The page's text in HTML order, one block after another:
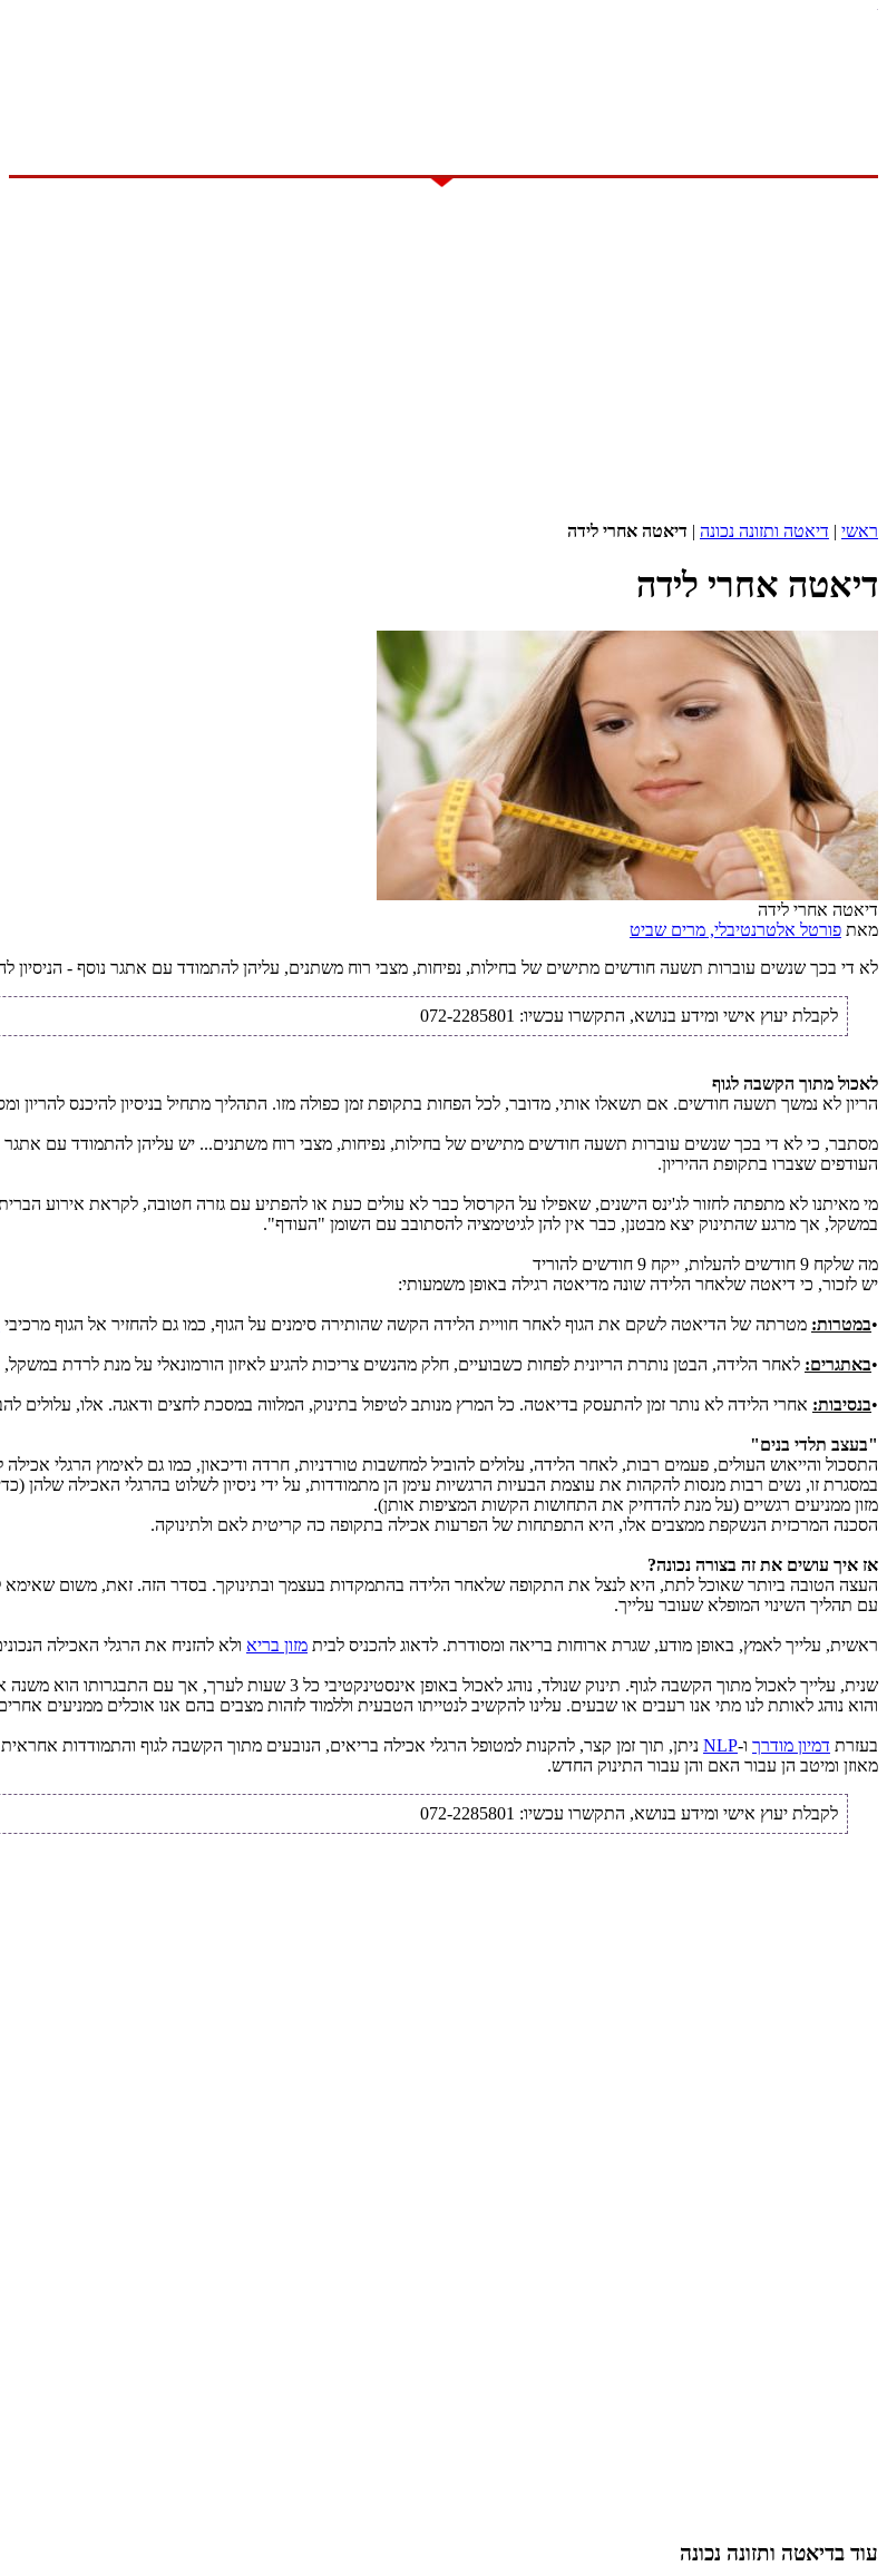
ראשי | דיאטה ותזונה נכונה | דיאטה אחרי לידה
דיאטה אחרי לידה
דיאטה אחרי לידה
מאת פורטל אלטרנטיבלי, מרים שביט
לא די בכך שנשים עוברות תשעה חודשים מתישים של בחילות, נפיחות, מצבי רוח משתנים, עליהן להתמודד עם אתגר נוסף - הניסיון
לקבלת יעוץ אישי ומידע בנושא, התקשרו עכשיו: 072-2285801
לאכול מתוך הקשבה לגוף
הריון לא נמשך תשעה חודשים. אם תשאלו אותי, מדובר, לכל הפחות בתקופת זמן כפולה מזו. התהליך מתחיל בניסיון להיכנס להריון
מסתבר, כי לא די בכך שנשים עוברות תשעה חודשים מתישים של בחילות, נפיחות, מצבי רוח משתנים... יש עליהן להתמודד עם אתגר
העודפים שצברו בתקופת ההיריון.
מי מאיתנו לא מתפתה לחזור לג'ינס הישנים, שאפילו על הקרסול כבר לא עולים כעת או להפתיע עם גזרה חטובה, לקראת אירוע
במשקל, אך מרגע שהתינוק יצא מבטנן, כבר אין להן לגיטימציה להסתובב עם השומן "העודף".
מה שלקח 9 חודשים להעלות, ייקח 9 חודשים להוריד
יש לזכור, כי דיאטה שלאחר הלידה שונה מדיאטה רגילה באופן משמעותי:
•במטרות: מטרתה של הדיאטה לשקם את הגוף לאחר חוויית הלידה הקשה שהותירה סימנים על הגוף, כמו גם להחזיר אל הגוף מרכיבי
•באתגרים: לאחר הלידה, הבטן נותרת הריונית לפחות כשבועיים, חלק מהנשים צריכות להגיע לאיזון הורמונאלי על מנת לרדת
•בנסיבות: אחרי הלידה לא נותר זמן להתעסק בדיאטה. כל המרץ מנותב לטיפול בתינוק, המלווה במסכת לחצים ודאגה. אלו, עלולים
"בעצב תלדי בנים"
התסכול והייאוש העולים, פעמים רבות, לאחר הלידה, עלולים להוביל למחשבות טורדניות, חרדה ודיכאון, כמו גם לאימוץ הרגלי אכילה
במסגרת זו, נשים רבות מנסות להקהות את עוצמת הבעיות הרגשיות עימן הן מתמודדות, על ידי ניסיון לשלוט בהרגלי האכילה
מזון ממניעים רגשיים (על מנת להדחיק את התחושות הקשות המציפות אותן).
הסכנה המרכזית הנשקפת ממצבים אלו, היא התפתחות של הפרעות אכילה בתקופה כה קריטית לאם ולתינוקה.
אז איך עושים את זה בצורה נכונה?
העצה הטובה ביותר שאוכל לתת, היא לנצל את התקופה שלאחר הלידה בהתמקדות בעצמך ובתינוקך. בסדר הזה. זאת, משום
עם תהליך השינוי המופלא שעובר עלייך.
ראשית, עלייך לאמץ, באופן מודע, שגרת ארוחות בריאה ומסודרת. לדאוג להכניס לבית מזון בריא ולא להזניח את הרגלי האכילה
שנית, עלייך לאכול מתוך הקשבה לגוף. תינוק שנולד, נוהג לאכול
והוא נוהג לאותת לנו מתי אנו רעבים או שבעים. עלינו להקשיב לנטייתו הטבעית וללמוד לזהות מצבים בהם אנו אוכלים ממניעים
בעזרת דמיון מודרך ו-NLP ניתן, תוך זמן קצר, להקנות למטופל הרגלי אכילה בריאים, הנובעים מתוך הקשבה לגוף והתמודדות
מאוזן ומיטב הן עבור האם והן עבור התינוק החדש.
לקבלת יעוץ אישי ומידע בנושא, התקשרו עכשיו: 072-2285801
עוד בדיאטה ותזונה נכונה